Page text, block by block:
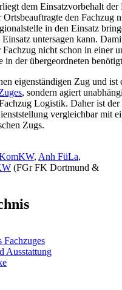
dem Einsatzvorbehalt der
Ortsbeauftragte den Fachzug
in den Einsatz
untersagen kann.
Fachzug nicht schon in einer
in der übergeordneten
eigenständigen Zug und ist
, sondern agiert
Logistik. Daher ist
vergleichbar mit
Zugs.
, Anh FüLa,
(FGr FK Dortmund &
Fachzuges
Ausstattung